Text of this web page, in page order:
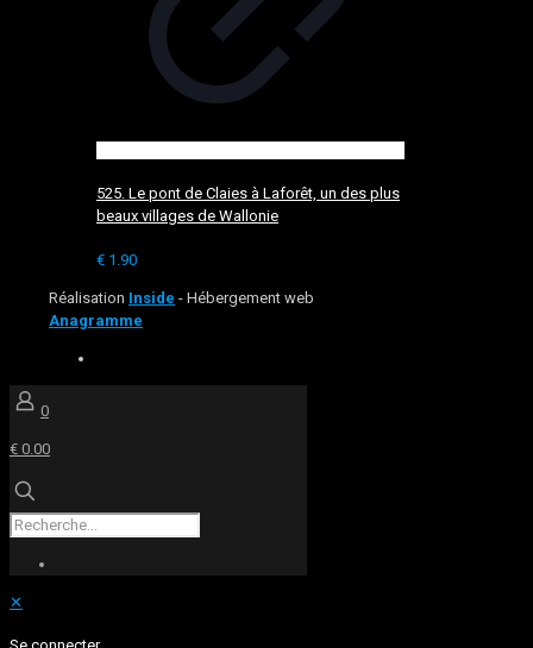
525. Le pont de Claies à Laforêt, un des plus
beaux villages de Wallonie
€ 1.90
Réalisation Inside - Hébergement web
Anagramme
0
€ 0.00
✕